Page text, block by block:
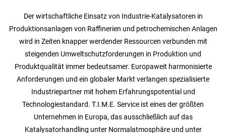
Der wirtschaftliche Einsatz von Industrie-Katalysatoren in
Produktionsanlagen von Raffinerien und petrochemischen Anlagen
wird in Zeiten knapper werdender Ressourcen verbunden mit
steigenden Umweltschutzforderungen in Produktion und
Produktqualität immer bedeutsamer. Europaweit harmonisierte
Anforderungen und ein globaler Markt verlangen spezialisierte
Industriepartner mit hohem Erfahrungspotential und
Technologiestandard. T.I.M.E. Service ist eines der größten
Unternehmen in Europa, das ausschließlich auf das
Katalysatorhandling unter Normalatmosphäre und unter